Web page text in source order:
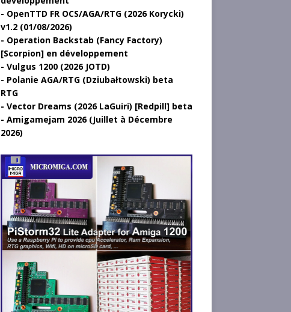
OpenTTD FR OCS/AGA/RTG (2026 Korycki)
v1.2 (01/08/2026)
Operation Backstab (Fancy Factory)
[Scorpion] en développement
Vulgus 1200 (2026 JOTD)
Polanie AGA/RTG (Dziubałtowski) beta
RTG
Vector Dreams (2026 LaGuiri) [Redpill] beta
Amigamejam 2026 (Juillet à Décembre
2026)